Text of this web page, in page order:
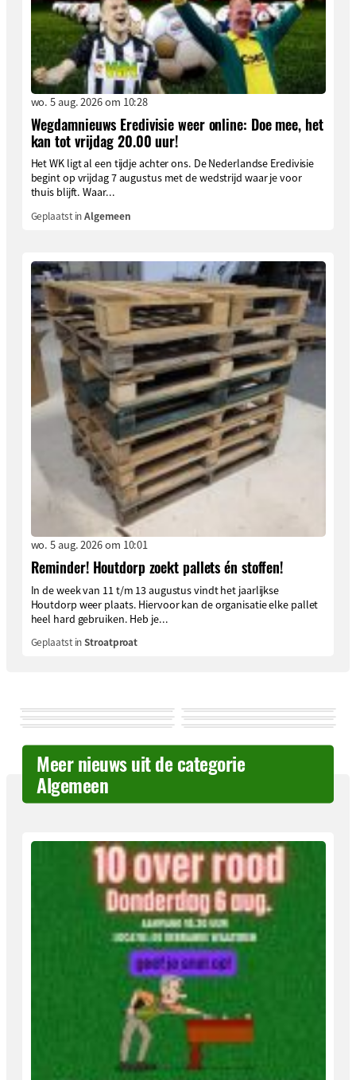
wo. 5 aug. 2026 om 10:28
Wegdamnieuws Eredivisie weer online: Doe mee, het
kan tot vrijdag 20.00 uur!
Het WK ligt al een tijdje achter ons. De Nederlandse Eredivisie
begint op vrijdag 7 augustus met de wedstrijd waar je voor
thuis blijft. Waar...
Geplaatst inAlgemeen
wo. 5 aug. 2026 om 10:01
Reminder! Houtdorp zoekt pallets én stoffen!
In de week van 11 t/m 13 augustus vindt het jaarlijkse
Houtdorp weer plaats. Hiervoor kan de organisatie elke pallet
heel hard gebruiken. Heb je...
Geplaatst inStroatproat
Meer nieuws uit de categorie
Algemeen